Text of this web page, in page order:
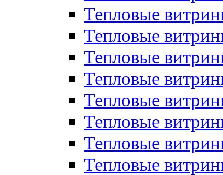
Тепловые
Тепловые
Тепловые
Тепловые
Тепловые
Тепловые
Тепловые
Тепловые